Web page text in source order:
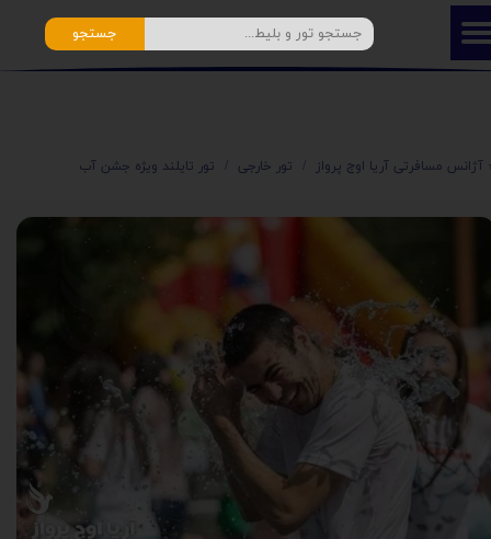
جستجو
آژانس مسافرتی آریا اوج پرواز تور خارجی تور تایلند ویژه جشن آب